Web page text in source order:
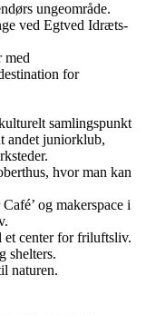
ungeområde.
ved Egtved Idræts-
med
for
samlingspunkt
andet juniorklub,
hvor man kan
og makerspace i
center for friluftsliv.
shelters.
naturen.